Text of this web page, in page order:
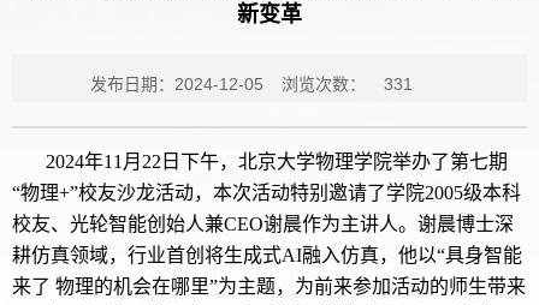
新变革
发布日期：2024-12-05 浏览次数： 331
2024年11月22日下午，北京大学物理学院举办了第七期
“物理+”校友沙龙活动，本次活动特别邀请了学院2005级本科
校友、光轮智能创始人兼CEO谢晨作为主讲人。谢晨博士深
耕仿真领域，行业首创将生成式AI融入仿真，他以“具身智能
来了 物理的机会在哪里”为主题，为前来参加活动的师生带来